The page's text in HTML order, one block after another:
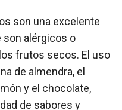
son una excelente
son alérgicos o
frutos secos. El uso
de almendra, el
y el chocolate,
de sabores y